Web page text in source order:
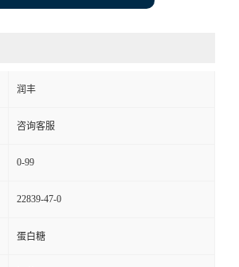
润丰
咨询客服
0-99
22839-47-0
蛋白糖